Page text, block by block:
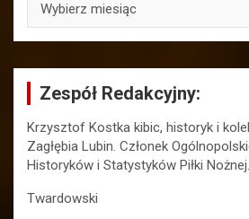
Zespół Redakcyjny:
Krzysztof Kostka kibic, historyk i
Zagłębia Lubin. Członek
Historyków i Statystyków Piłki Nożnej.
Twardowski